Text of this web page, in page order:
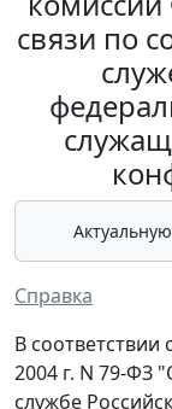
связи по
Справка
В
2004 г. N 79-ФЗ
службе